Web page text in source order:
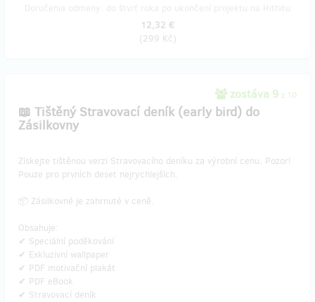
12,32 €
(299 Kč)
zostáva 9 z 10
📖 Tištěný Stravovací deník (early bird) do
Zásilkovny
​Získejte tištěnou verzi Stravovacího deníku za výrobní cenu. Pozor!
Pouze pro prvních deset nejrychlejších.
📦 Zásilkovné je zahrnuté v ceně.
Obsahuje:
✔ Speciální poděkování
✔ Exkluzivní wallpaper
✔ PDF motivační plakát
✔ PDF eBook
✔ Stravovací deník